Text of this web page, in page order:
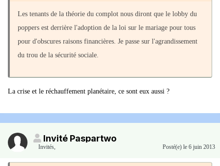
Les tenants de la théorie du complot nous diront que le lobby du
poppers est derrière l'adoption de la loi sur le mariage pour tous
pour d'obscures raisons financières. Je passe sur l'agrandissement
du trou de la sécurité sociale.
La crise et le réchauffement planétaire, ce sont eux aussi ?
Invité Paspartwo
Invités Posté(e) le 6 juin 2013